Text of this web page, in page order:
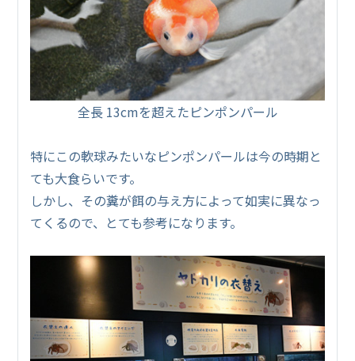
全長 13cmを超えたピンポンパール
特にこの軟球みたいなピンポンパールは今の時期と
ても大食らいです。
しかし、その糞が餌の与え方によって如実に異なっ
てくるので、とても参考になります。